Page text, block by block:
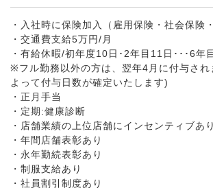
・入社時に保険加入（雇用保険・社会保険
・交通費支給5万円/月
・有給休暇/初年度10日･2年目11日･･･6年
※フル勤務以外の方は、翌年4月に付与され
よって付与日数が確定いたします)
・正月手当
・定期:健康診断
・店舗業績の上位店舗にインセンティブあ
・年間店舗表彰あり
・永年勤続表彰あり
・制服支給あり
・社員割引制度あり